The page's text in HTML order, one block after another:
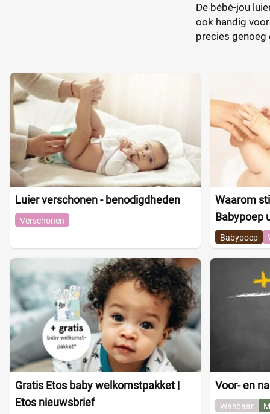
De bébé-jou
ook handig
precies genoeg
Luier verschonen - benodigdheden
Verschonen
Waarom
Babypoep
Babypoep
Gratis Etos baby welkomstpakket |
Etos nieuwsbrief
Voor- en
Wasbaar